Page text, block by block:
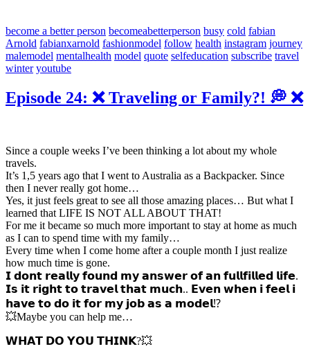
become a better person becomeabetterperson busy cold fabian
Arnold fabianxarnold fashionmodel follow health instagram journey
malemodel mentalhealth model quote selfeducation subscribe travel
winter youtube
Episode 24: ❌ Traveling or Family?! 💭 ❌
Since a couple weeks I’ve been thinking a lot about my whole
travels.
It’s 1,5 years ago that I went to Australia as a Backpacker. Since
then I never really got home…
Yes, it just feels great to see all those amazing places… But what I
learned that LIFE IS NOT ALL ABOUT THAT!
For me it became so much more important to stay at home as much
as I can to spend time with my family…
Every time when I come home after a couple month I just realize
how much time is gone.
𝗜 𝗱𝗼𝗻𝘁 𝗿𝗲𝗮𝗹𝗹𝘆 𝗳𝗼𝘂𝗻𝗱 𝗺𝘆 𝗮𝗻𝘀𝘄𝗲𝗿 𝗼𝗳 𝗮𝗻 𝗳𝘂𝗹𝗹𝗳𝗶𝗹𝗹𝗲𝗱 𝗹𝗶𝗳𝗲.
𝗜𝘀 𝗶𝘁 𝗿𝗶𝗴𝗵𝘁 𝘁𝗼 𝘁𝗿𝗮𝘃𝗲𝗹 𝘁𝗵𝗮𝘁 𝗺𝘂𝗰𝗵.. 𝗘𝘃𝗲𝗻 𝘄𝗵𝗲𝗻 𝗶 𝗳𝗲𝗲𝗹 𝗶
𝗵𝗮𝘃𝗲 𝘁𝗼 𝗱𝗼 𝗶𝘁 𝗳𝗼𝗿 𝗺𝘆 𝗷𝗼𝗯 𝗮𝘀 𝗮 𝗺𝗼𝗱𝗲𝗹⁉️
💥Maybe you can help me…
𝗪𝗛𝗔𝗧 𝗗𝗢 𝗬𝗢𝗨 𝗧𝗛𝗜𝗡𝗞?💥